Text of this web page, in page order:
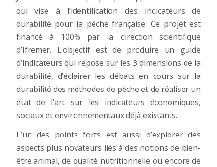
qui vise à l’identification des indicateurs de
durabilité pour la pêche française. Ce projet est
financé à 100% par la direction scientifique
d’Ifremer. L’objectif est de produire un guide
d’indicateurs qui repose sur les 3 dimensions de la
durabilité, d’éclairer les débats en cours sur la
durabilité des méthodes de pêche et de réaliser un
état de l’art sur les indicateurs économiques,
sociaux et environnementaux déjà existants.
L’un des points forts est aussi d’explorer des
aspects plus novateurs liés à des notions de bien-
être animal, de qualité nutritionnelle ou encore de